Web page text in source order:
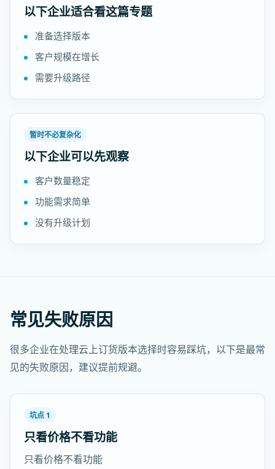
以下企业适合看这篇专题
准备选择版本
客户规模在增长
需要升级路径
暂时不必复杂化
以下企业可以先观察
客户数量稳定
功能需求简单
没有升级计划
常见失败原因
很多企业在处理云上订货版本选择时容易踩坑，以下是最常
见的失败原因，建议提前规避。
坑点 1
只看价格不看功能
只看价格不看功能